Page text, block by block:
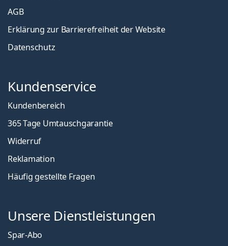
AGB
Erklärung zur Barrierefreiheit der Website
Datenschutz
Kundenservice
Kundenbereich
365 Tage Umtauschgarantie
Widerruf
Reklamation
Häufig gestellte Fragen
Unsere Dienstleistungen
Spar-Abo